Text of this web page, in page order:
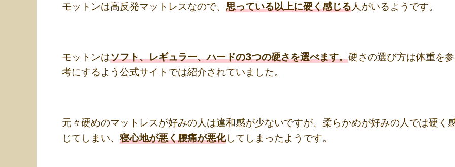
モットンは高反発マットレスなので、 思っている以上に硬く感じる人がいるようです。
モットンはソフト、レギュラー、ハードの3つの硬さを選べます。硬さの選び方は体重を参
考にするよう公式サイトでは紹介されていました。
元々硬めのマットレスが好みの人は違和感が少ないですが、柔らかめが好みの人では硬く
じてしまい、寝心地が悪く腰痛が悪化してしまったようです。